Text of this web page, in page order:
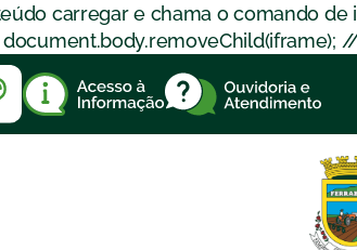
carregar e chama o comando